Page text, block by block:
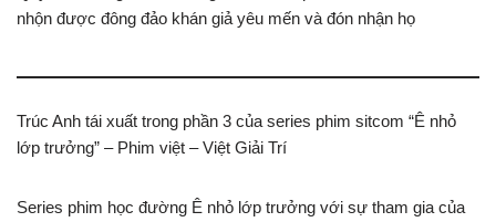
nhộn được đông đảo khán giả yêu mến và đón nhận họ
Trúc Anh tái xuất trong phần 3 của series phim sitcom “Ê nhỏ
lớp trưởng” – Phim việt – Việt Giải Trí
Series phim học đường Ê nhỏ lớp trưởng với sự tham gia của